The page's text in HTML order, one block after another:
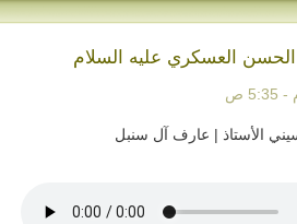
الحسن العسكري عليه السلام
الأستاذ | عارف آل سنبل